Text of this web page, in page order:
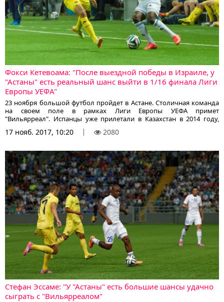
Фокси Кетевоама: "После выездной победы в Израиле, у
"Астаны" есть реальный шанс выйти в 1/16 финала Лиги
Европы УЕФА"
23 ноября большой футбол пройдет в Астане. Столичная команда
на своем поле в рамках Лиги Европы УЕФА примет
"Вильярреал". Испанцы уже прилетали в Казахстан в 2014 году,
тогда астанчане не сумели устоять над натиском "желтой
субмарины". Прошло три года и вновь подопечные Станимира
тех, кто бился за честь "Астаны" в матче трехлетней давности был
Фокси Кетевоама. Сейчас полузащитник сборной ЦАР и один из
рекордсменов столичной команды по количеству матчей и
результативных передач выступает в Турции. Пресс-служба
четырехкратных чемпионов Казахстана связалась с экс-
футболистом "Астаны", чтобы поговорить о предстоящем матче,
сообщает корреспондент KazFootball.kz.
17 нояб. 2017, 10:20 2080
Стефан Эссаме: "У "Астаны" есть большие шансы удачно
сыграть с "Вильярреалом"